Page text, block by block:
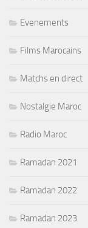
Evenements
Films Marocains
Matchs en direct
Nostalgie Maroc
Radio Maroc
Ramadan 2021
Ramadan 2022
Ramadan 2023